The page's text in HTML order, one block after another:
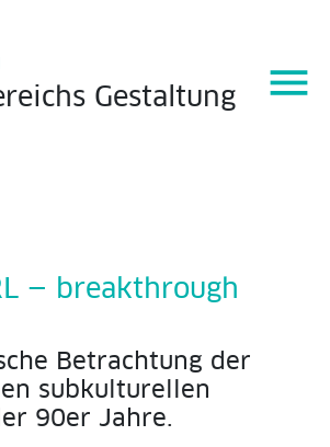
Gestaltung menu
— breakthrough
Betrachtung der
subkulturellen
90er Jahre.